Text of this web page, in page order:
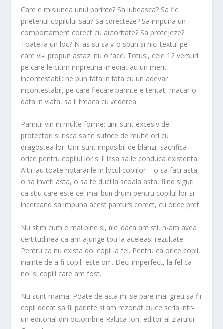
t
s
A
p
p
s
e
n
g
e
r
e
g
r
a
m
e
r
e
b
o
o
k
p
t
e
r
i
g
l
e
C
l
a
s
s
r
o
i
s
o
r
a
k
r
t
a
j
e
a
z
ă
Care e misiunea unui parinte? Sa iubeasca? Sa fie
prietenul copilului sau? Sa corecteze? Sa impuna un
comportament corect cu autoritate? Sa protejeze?
Toate la un loc? N-as sti sa v-o spun si nici textul pe
care vi-l propun astazi nu o face. Totusi, cele 12 versuri
pe care le citim impreuna imediat au un merit
incontestabil: ne pun fata in fata cu un adevar
incontestabil, pe care fiecare parinte e tentat, macar o
data in viata, sa il treaca cu vederea.
Parintii vin in multe forme: unii sunt excesiv de
protectori si risca sa te sufoce de multe ori cu
dragostea lor. Unii sunt imposibil de blanzi, sacrifica
orice pentru copilul lor si il lasa sa le conduca existenta.
Altii iau toate hotararile in locul copiilor – o sa faci asta,
o sa inveti asta, o sa te duci la scoala asta, fiind siguri
ca stiu care este cel mai bun drum pentru copilul lor si
incercand sa impuna acest parcurs corect, cu orice pret.
Nu stim cum e mai bine si, nici daca am sti, n-am avea
certitudinea ca am ajunge toti la aceleasi rezultate.
Pentru ca nu exista doi copii la fel. Pentru ca orice copil,
inainte de a fi copil, este om. Deci imperfect, la fel ca
noi si copiii care am fost.
Nu sunt mama. Poate de asta mi se pare mai greu sa fii
copil decat sa fii parinte si am rezonat cu ce scria intr-
un editorial din octombrie Raluca Ion, editor al ziarului